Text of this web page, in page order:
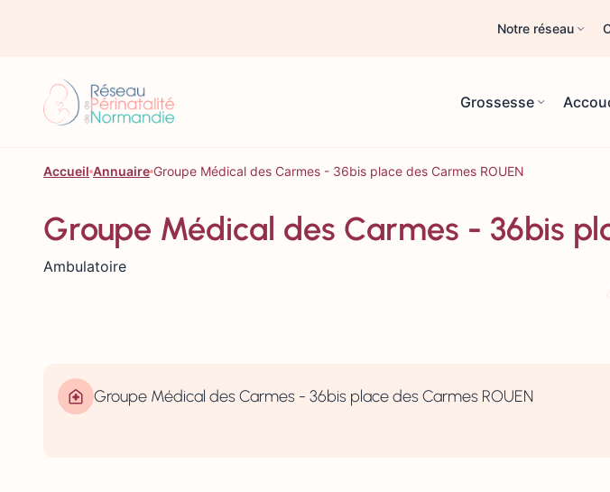
Notre réseau
Grossesse
Accueil Annuaire Groupe Médical des Carmes - 36bis place des Carmes ROUEN
Groupe Médical des Carmes - 36bis
Ambulatoire
Groupe Médical des Carmes - 36bis place des Carmes ROUEN